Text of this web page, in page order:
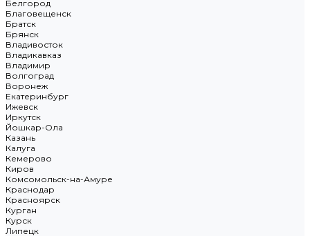
Белгород
Благовещенск
Братск
Брянск
Владивосток
Владикавказ
Владимир
Волгоград
Воронеж
Екатеринбург
Ижевск
Иркутск
Йошкар-Ола
Казань
Калуга
Кемерово
Киров
Комсомольск-на-Амуре
Краснодар
Красноярск
Курган
Курск
Липецк